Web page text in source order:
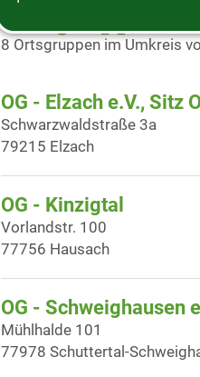
Ortsgruppen
8 Ortsgruppen im Umkreis
OG - Elzach e.V., Sitz
Schwarzwaldstraße 3a
79215 Elzach
OG - Kinzigtal
Vorlandstr. 100
77756 Hausach
OG - Schweighausen
Mühlhalde 101
77978 Schuttertal-